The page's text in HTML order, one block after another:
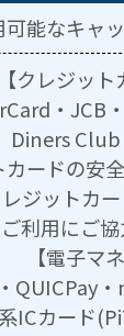
可能なキャ
【クレジット
・JCB
Diners
ードの安
ジットカ
利用にご協
【電子マ
QUICPay
ICカード